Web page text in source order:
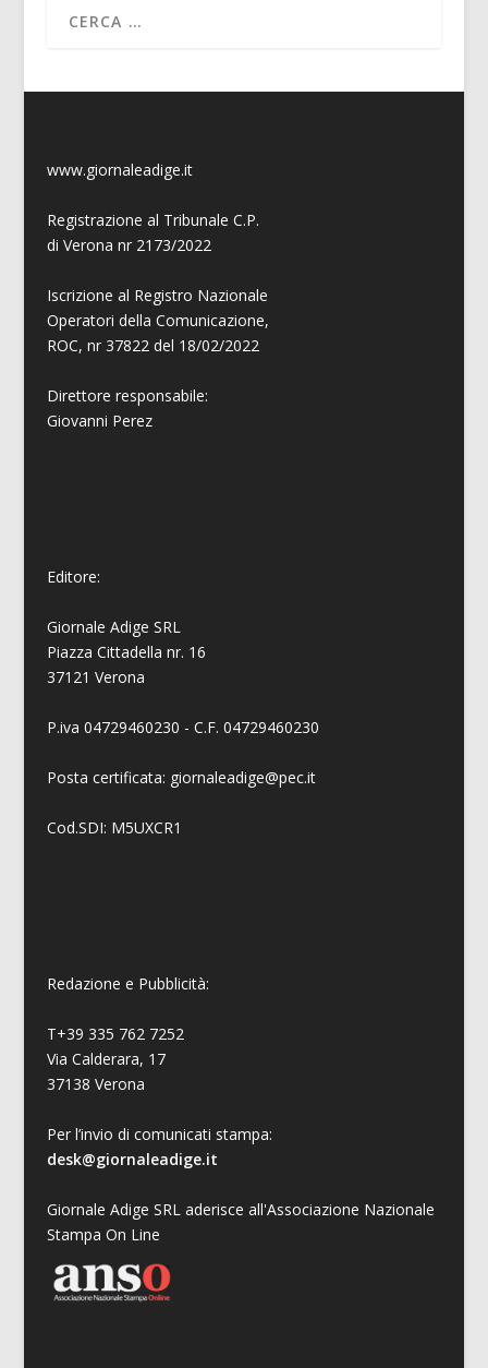
www.giornaleadige.it
Registrazione al Tribunale C.P.
di Verona nr 2173/2022
Iscrizione al Registro Nazionale
Operatori della Comunicazione,
ROC, nr 37822 del 18/02/2022
Direttore responsabile:
Giovanni Perez
Editore:
Giornale Adige SRL
Piazza Cittadella nr. 16
37121 Verona
P.iva 04729460230 - C.F. 04729460230
Posta certificata: giornaleadige@pec.it
Cod.SDI: M5UXCR1
Redazione e Pubblicità:
T+39 335 762 7252
Via Calderara, 17
37138 Verona
Per l’invio di comunicati stampa:
desk@giornaleadige.it
Giornale Adige SRL aderisce all'Associazione Nazionale
Stampa On Line